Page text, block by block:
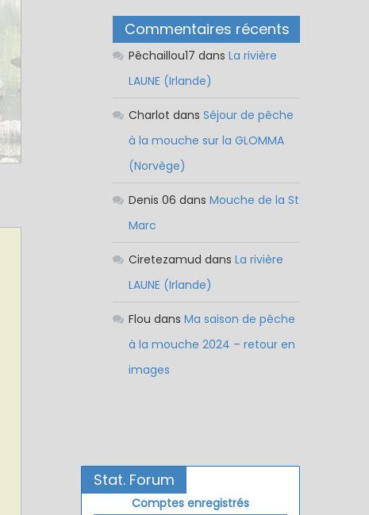
Commentaires récents
Pêchaillou17 dansLa rivière
LAUNE (Irlande)
Charlot dansSéjour de pêche
à la mouche sur la GLOMMA
(Norvège)
Denis 06 dansMouche de la St
Marc
Ciretezamud dansLa rivière
LAUNE (Irlande)
Flou dansMa saison de pêche
à la mouche 2024 – retour en
images
Stat. Forum
Comptes enregistrés